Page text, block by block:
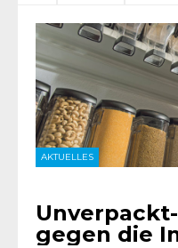
AKTUELLES
gegen die